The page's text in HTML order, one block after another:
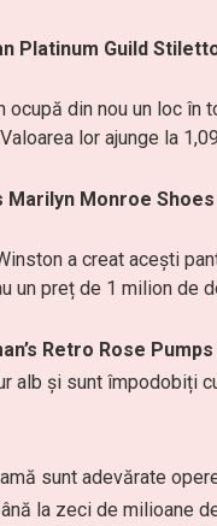
Platinum Guild
ocupă din nou un loc
lor ajunge la
Marilyn Monroe Shoes
a creat acești
un preț de 1 milion de
Retro Rose Pumps
alb și sunt împodobiți
sunt adevărate
la zeci de milioane